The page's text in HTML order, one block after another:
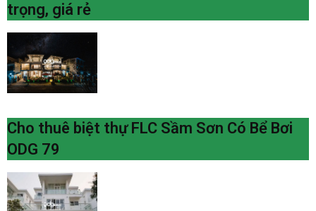
trọng, giá rẻ
Cho thuê biệt thự FLC Sầm Sơn Có Bể Bơi
ODG 79